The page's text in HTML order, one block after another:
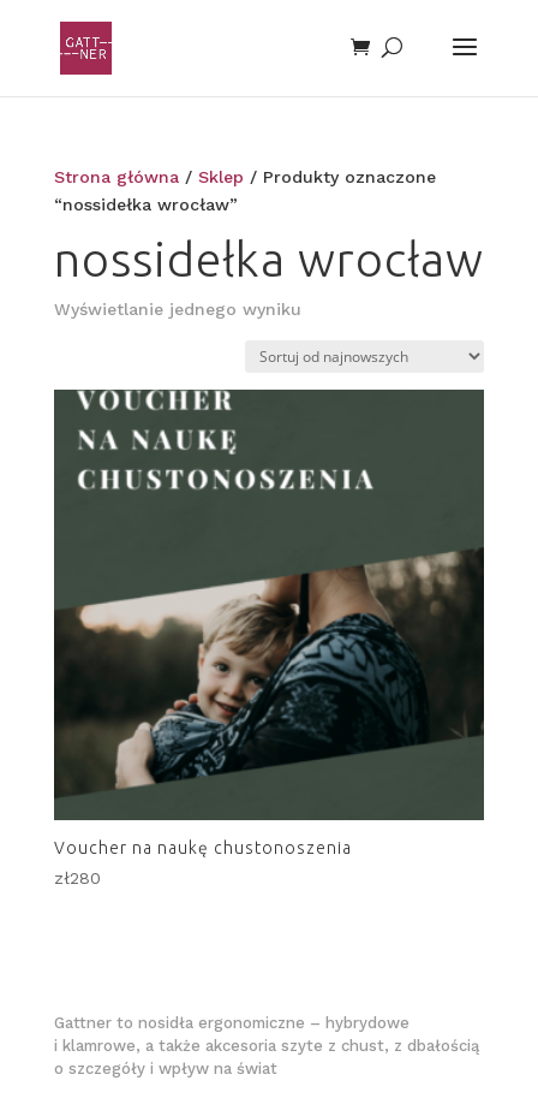
Strona główna/ Sklep / Produkty oznaczone
“nossidełka wrocław”
nossidełka wrocław
Wyświetlanie jednego wyniku
Voucher na naukę chustonoszenia
zł280
Gattner to nosidła ergonomiczne – hybrydowe
i klamrowe, a także akcesoria szyte z chust, z dbałością
o szczegóły i wpływ na świat